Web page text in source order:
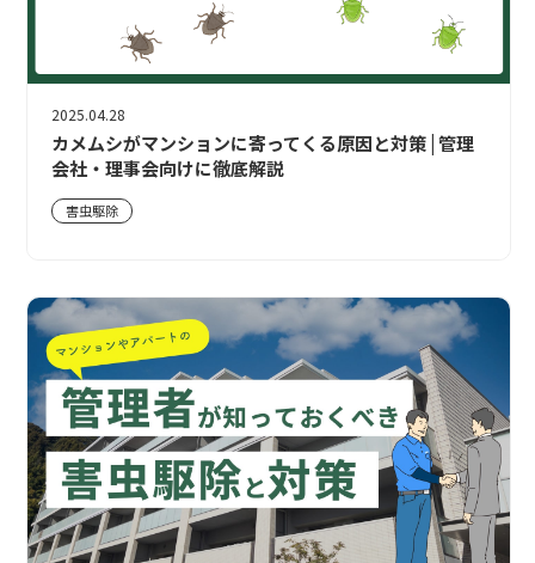
2025.04.28
カメムシがマンションに寄ってくる原因と対策 | 管理
会社・理事会向けに徹底解説
害虫駆除